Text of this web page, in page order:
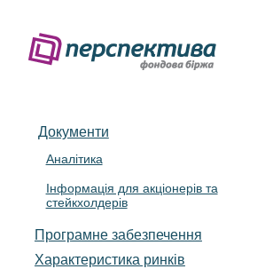
Документи
Аналітика
Інформація для акціонерів та
стейкхолдерів
Програмне забезпечення
Характеристика pинків